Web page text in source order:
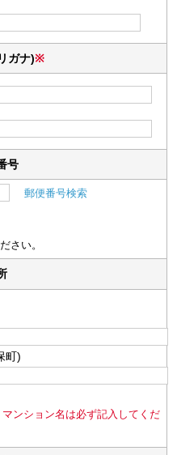
ガナ)※
号
郵便番号検索
さい。
町)
ンション名は必ず記入してくだ